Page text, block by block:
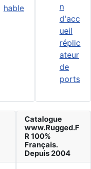
hable
n
d'acc
ueil
réplic
ateur
de
ports
Catalogue
www.Rugged.F
R 100%
Français.
Depuis 2004